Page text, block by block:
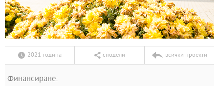
2021 година сподели всички проекти
Финансиране: